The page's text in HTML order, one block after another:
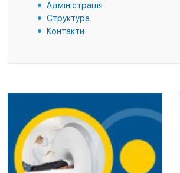
Адміністрація
Структура
Контакти